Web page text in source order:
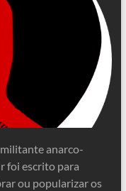
anarco-
foi escrito para
ou popularizar os